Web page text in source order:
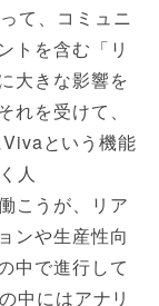
て、コミュニ
トを含む「リ
大きな影響を
を受けて、
という機能
人
こうが、リア
ンや生産性向
中で進行して
中にはアナリ